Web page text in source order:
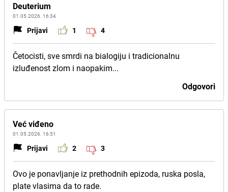
Deuterium
01.05.2026. 16:34
Prijavi 1 4
Četocisti, sve smrdi na bialogiju i tradicionalnu
izluđenost zlom i naopakim...
Odgovori
Već viđeno
01.05.2026. 16:51
Prijavi 2 3
Ovo je ponavljanje iz prethodnih epizoda, ruska posla,
plate vlasima da to rade.